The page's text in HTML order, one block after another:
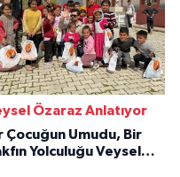
Özaraz Anlatıyor
Çocuğun Umudu, Bir
Yolculuğu Veysel